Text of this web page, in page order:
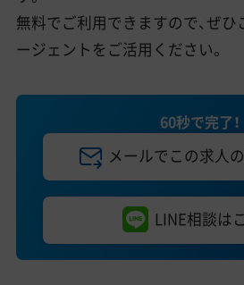
無料でご利用できますので、ぜ
ージェントをご活用ください。
60秒で完了！
メールでこの求人
LINE相談は